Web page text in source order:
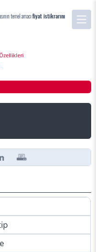
temel amacıfiyat istikrarını